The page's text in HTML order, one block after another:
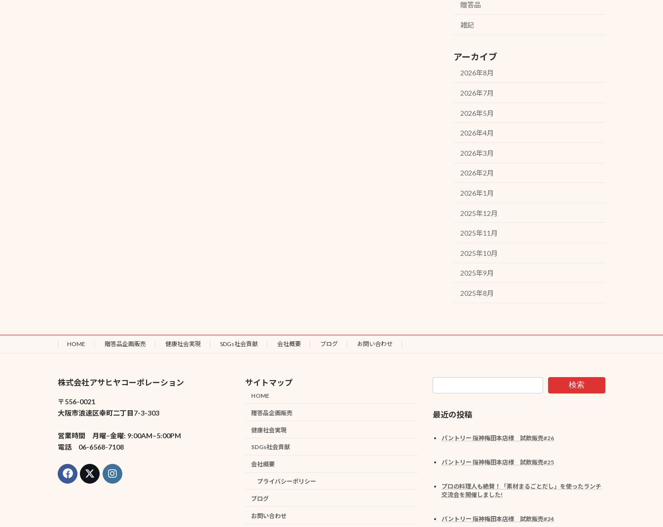
贈答品
雑記
アーカイブ
2026年8月
2026年7月
2026年5月
2026年4月
2026年3月
2026年2月
2026年1月
2025年12月
2025年11月
2025年10月
2025年9月
2025年8月
HOME 贈答品企画販売 健康社会実現 SDGs社会貢献 会社概要 ブログ お問い合わせ
株式会社アサヒヤコーポレーション
〒556-0021
大阪市浪速区幸町二丁目7-3-303
営業時間 月曜–金曜: 9:00AM–5:00PM
電話 06-6568-7108
サイトマップ
HOME
贈答品企画販売
健康社会実現
SDGs社会貢献
会社概要
プライバシーポリシー
ブログ
お問い合わせ
検索
最近の投稿
パントリー 阪神梅田本店様 試飲販売#26
パントリー 阪神梅田本店様 試飲販売#25
プロの料理人も絶賛！「素材まるごとだし」を使ったランチ
交流会を開催しました!
パントリー 阪神梅田本店様 試飲販売#24